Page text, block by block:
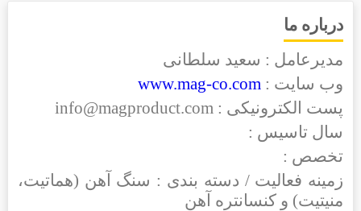
درباره ما
مدیرعامل : سعید سلطانی
وب سایت :
پست الکترونیکی : info@magproduct.com
سال تاسیس :
تخصص :
زمینه فعالیت / دسته بندی : سنگ آهن (هماتیت،
منیتیت) و کنسانتره آهن